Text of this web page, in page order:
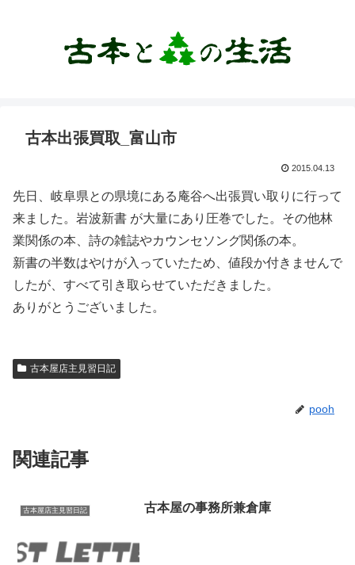
古本出張買取_富山市
2015.04.13
先日、岐阜県との県境にある庵谷へ出張買い取りに行って
来ました。岩波新書 が大量にあり圧巻でした。その他林
業関係の本、詩の雑誌やカウンセソング関係の本。
新書の半数はやけが入っていたため、値段か付きませんで
したが、すべて引き取らせていただきました。
ありがとうございました。
古本屋店主見習日記
pooh
関連記事
古本屋店主見習日記 古本屋の事務所兼倉庫